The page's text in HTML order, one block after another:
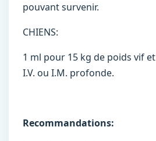
pouvant survenir.
CHIENS:
1 ml pour 15 kg de poids vif
I.V. ou I.M. profonde.
Recommandations: